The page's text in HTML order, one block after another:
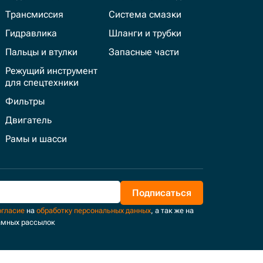
Трансмиссия
Гидравлика
Пальцы и втулки
Режущий инструмент
для спецтехники
Фильтры
Двигатель
Рамы и шасси
Система смазки
Шланги и трубки
Запасные части
Подписаться
на обработку персональных данных, а так же на
рассылок